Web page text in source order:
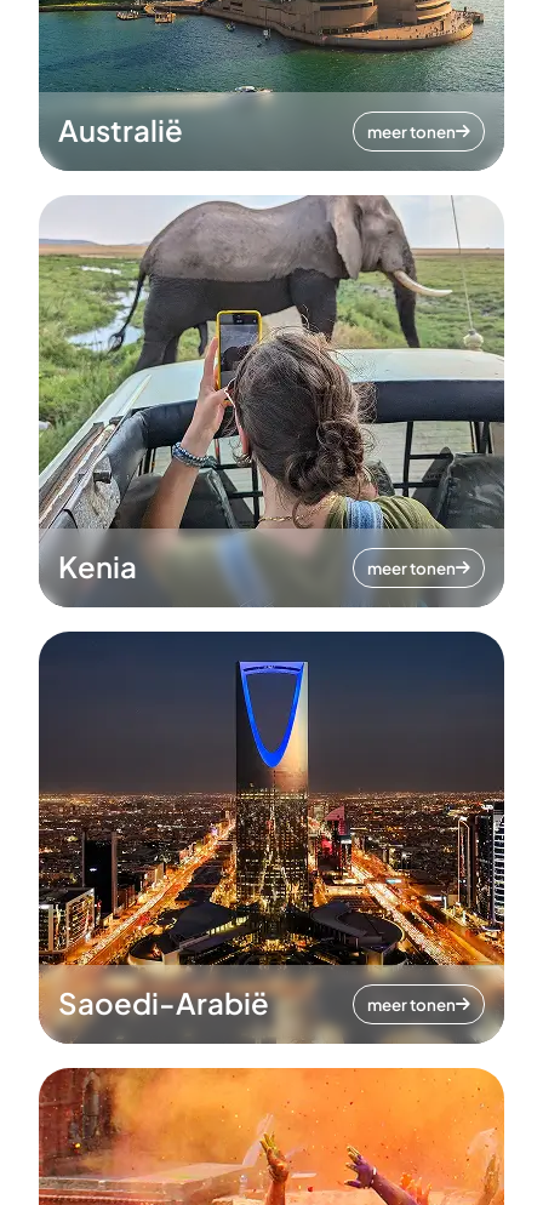
Australië meer tonen
Kenia meer tonen
Saoedi-Arabië meer tonen